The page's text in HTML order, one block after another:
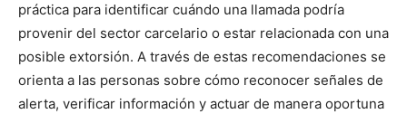
práctica para identificar cuándo una llamada podría
provenir del sector carcelario o estar relacionada con una
posible extorsión. A través de estas recomendaciones se
orienta a las personas sobre cómo reconocer señales de
alerta, verificar información y actuar de manera oportuna